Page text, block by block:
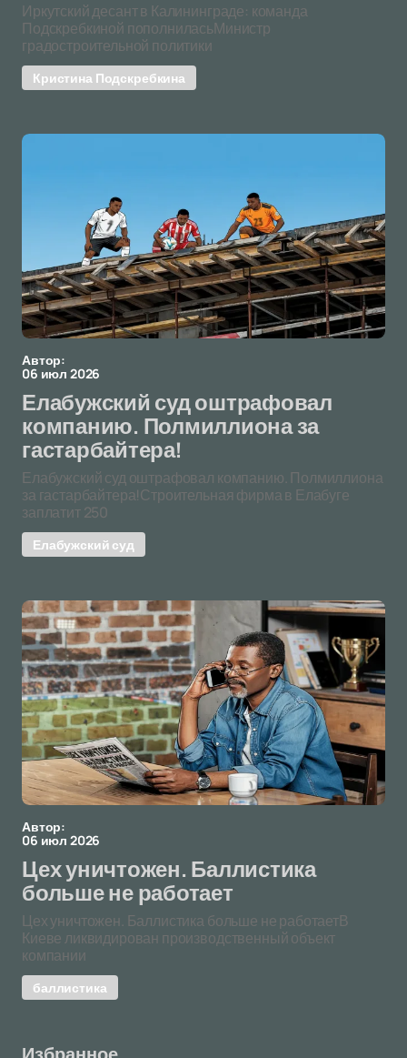
Иркутский десант в Калининграде: команда
Подскребкиной пополниласьМинистр
градостроительной политики
Кристина Подскребкина
Автор:
06 июл 2026
Елабужский суд оштрафовал
компанию. Полмиллиона за
гастарбайтера!
Елабужский суд оштрафовал компанию. Полмиллиона
за гастарбайтера!Строительная фирма в Елабуге
заплатит 250
Елабужский суд
Автор:
06 июл 2026
Цех уничтожен. Баллистика
больше не работает
Цех уничтожен. Баллистика больше не работаетВ
Киеве ликвидирован производственный объект
компании
баллистика